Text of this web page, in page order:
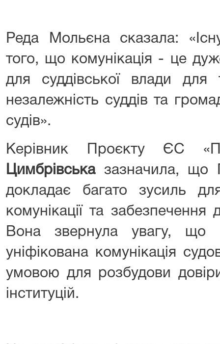
Реда Мольєна сказала:
того, що комунікація - це
для суддівської влади
незалежність суддів та
судів».
Керівник Проєкту ЄС
Цимбрівськазазначила, що
докладає багато зусиль
комунікації та
Вона звернула увагу, що
уніфікована комунікація
умовою для розбудови
інституцій.